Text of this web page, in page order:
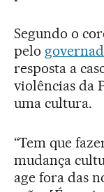
Segundo o
pelo
resposta a
violências da
uma cultura.
“Tem que
mudança
age fora das